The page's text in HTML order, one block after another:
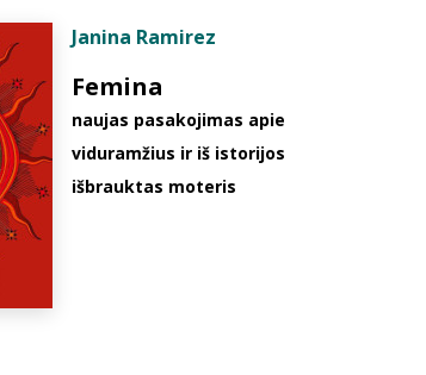
Janina Ramirez
Femina
naujas pasakojimas apie
viduramžius ir iš istorijos
išbrauktas moteris